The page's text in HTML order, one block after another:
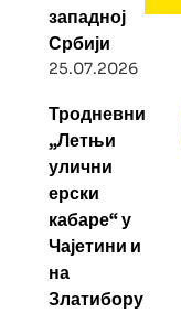
западној
Србији
25.07.2026
Тродневни
„Летњи
улични
ерски
кабаре“ у
Чајетини и
на
Златибору